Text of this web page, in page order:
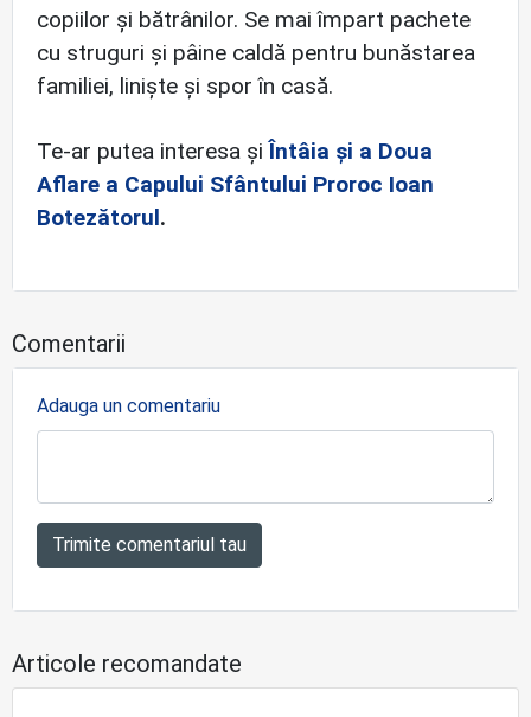
copiilor și bătrânilor. Se mai împart pachete
cu struguri și pâine caldă pentru bunăstarea
familiei, liniște și spor în casă.
Te-ar putea interesa șiÎntâia și a Doua
Aflare a Capului Sfântului Proroc Ioan
Botezătorul.
Comentarii
Adauga un comentariu
Trimite comentariul tau
Articole recomandate